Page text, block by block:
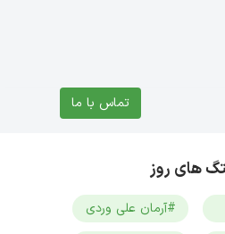
تماس با ما
های روز
#آرمان علی وردی